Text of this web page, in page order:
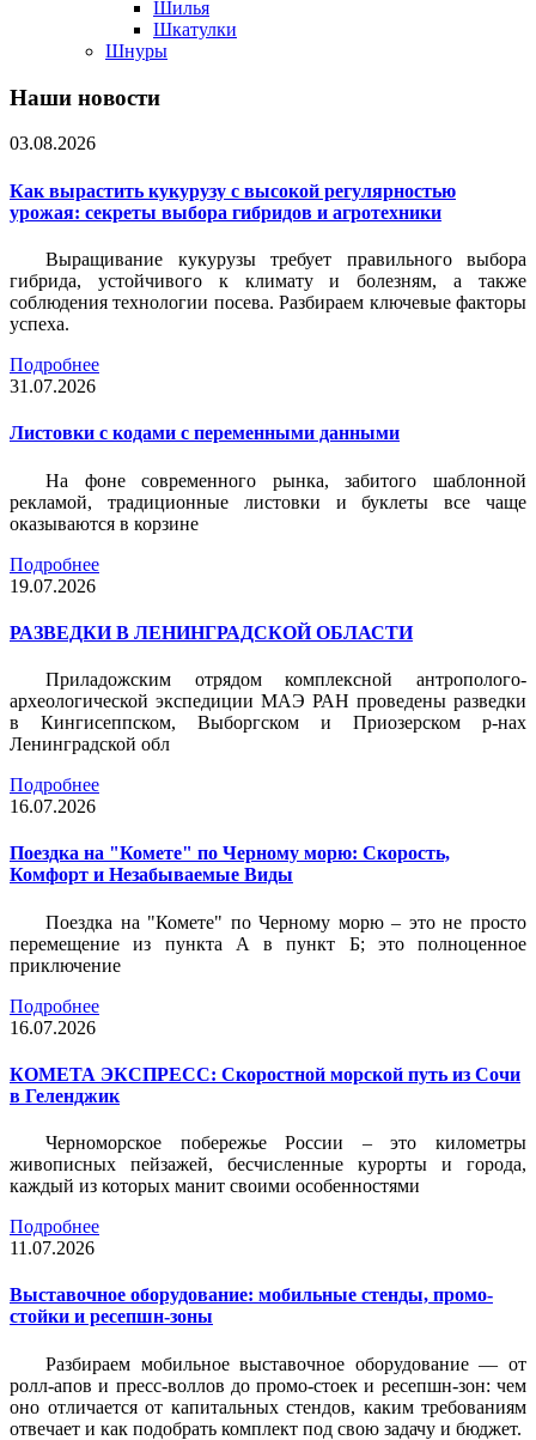
Шилья
Шкатулки
Шнуры
Наши новости
03.08.2026
Как вырастить кукурузу с высокой регулярностью
урожая: секреты выбора гибридов и агротехники
Выращивание кукурузы требует правильного выбора
гибрида, устойчивого к климату и болезням, а также
соблюдения технологии посева. Разбираем ключевые факторы
успеха.
Подробнее
31.07.2026
Листовки c кодами с переменными данными
На фоне современного рынка, забитого шаблонной
рекламой, традиционные листовки и буклеты все чаще
оказываются в корзине
Подробнее
19.07.2026
РАЗВЕДКИ В ЛЕНИНГРАДСКОЙ ОБЛАСТИ
Приладожским отрядом комплексной антрополого-
археологической экспедиции МАЭ РАН проведены разведки
в Кингисеппском, Выборгском и Приозерском р-нах
Ленинградской обл
Подробнее
16.07.2026
Поездка на "Комете" по Черному морю: Скорость,
Комфорт и Незабываемые Виды
Поездка на "Комете" по Черному морю – это не просто
перемещение из пункта А в пункт Б; это полноценное
приключение
Подробнее
16.07.2026
КОМЕТА ЭКСПРЕСС: Скоростной морской путь из Сочи
в Геленджик
Черноморское побережье России – это километры
живописных пейзажей, бесчисленные курорты и города,
каждый из которых манит своими особенностями
Подробнее
11.07.2026
Выставочное оборудование: мобильные стенды, промо-
стойки и ресепшн-зоны
Разбираем мобильное выставочное оборудование — от
ролл-апов и пресс-воллов до промо-стоек и ресепшн-зон: чем
оно отличается от капитальных стендов, каким требованиям
отвечает и как подобрать комплект под свою задачу и бюджет.